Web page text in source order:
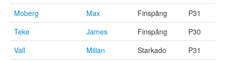
Moberg
Max Finspång
P31
Teke
James Finspång
P30
Vall
Milian Starkado
P31